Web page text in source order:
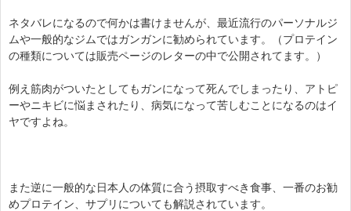
ネタバレになるので何かは書けませんが、最近流行のパーソナルジ
ムや一般的なジムではガンガンに勧められています。（プロテイン
の種類については販売ページのレターの中で公開されてます。）
例え筋肉がついたとしてもガンになって死んでしまったり、アトピ
ーやニキビに悩まされたり、病気になって苦しむことになるのはイ
ヤですよね。
また逆に一般的な日本人の体質に合う摂取すべき食事、一番のお勧
めプロテイン、サプリについても解説されています。